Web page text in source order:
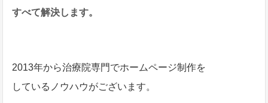
すべて解決します。
2013年から治療院専門でホームページ制作を
しているノウハウがございます。